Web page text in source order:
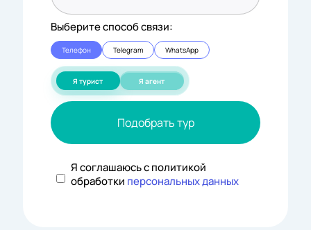
Выберите способ связи:
Телефон Telegram WhatsApp
Я турист Я агент
Подобрать тур
Я соглашаюсь с политикой
обработки персональных данных